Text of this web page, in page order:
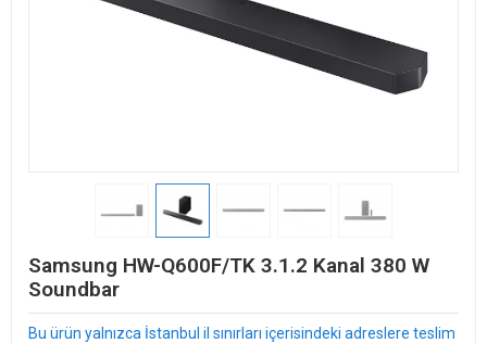
Samsung HW-Q600F/TK 3.1.2 Kanal 380 W
Soundbar
Bu ürün yalnızca İstanbul il sınırları içerisindeki adreslere teslim